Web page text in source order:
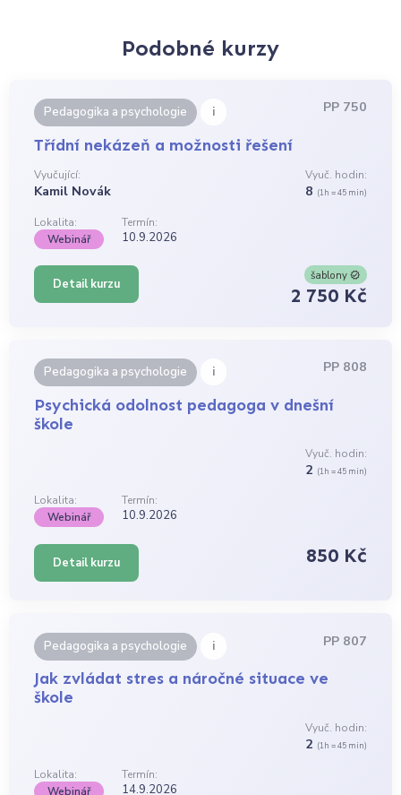
Podobné kurzy
Pedagogika a psychologie i PP 750
Třídní nekázeň a možnosti řešení
Vyučující:
Kamil Novák
Vyuč. hodin:
8 (1h = 45 min)
Lokalita:
Termín:
Webinář
10.9.2026
Detail kurzu
šablony
2 750 Kč
Pedagogika a psychologie i PP 808
Psychická odolnost pedagoga v dnešní
škole
Vyuč. hodin:
2 (1h = 45 min)
Lokalita:
Termín:
Webinář
10.9.2026
Detail kurzu 850 Kč
Pedagogika a psychologie i PP 807
Jak zvládat stres a náročné situace ve
škole
Vyuč. hodin:
2 (1h = 45 min)
Lokalita:
Termín:
Webinář
14.9.2026